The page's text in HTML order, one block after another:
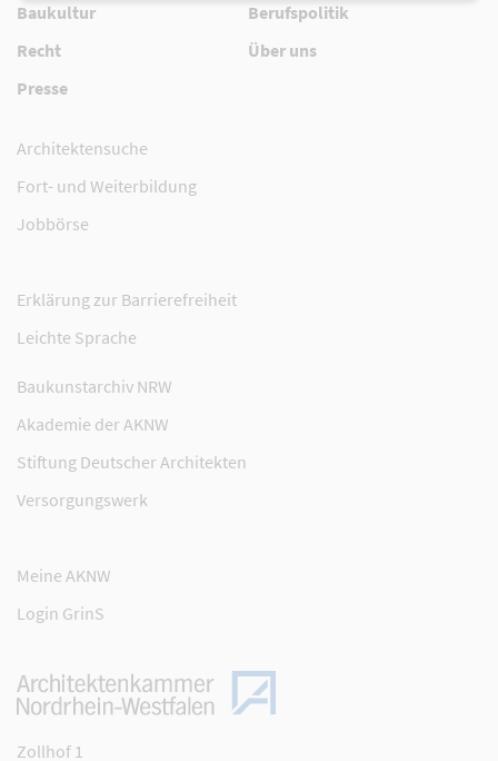
Baukultur
Berufspolitik
Recht
Über uns
Presse
Architektensuche
Fort- und Weiterbildung
Jobbörse
Erklärung zur Barrierefreiheit
Leichte Sprache
Baukunstarchiv NRW
Akademie der AKNW
Stiftung Deutscher Architekten
Versorgungswerk
Meine AKNW
Login GrinS
Zollhof 1